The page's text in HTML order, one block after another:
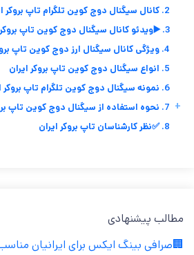
2. کانال سیگنال دوج کوین تلگرام تاپ بروکر ایران
3. ▶️ویدئو کانال سیگنال دوج کوین تاپ بروکر ایران
4. ویژگی کانال سیگنال ارز دوج کوین تاپ بروکر ایران
5. انواع سیگنال دوج کوین تاپ بروکر ایران
6. نمونه سیگنال دوج كوين تلگرام تاپ بروکر ایران
7. نحوه استفاده از سیگنال دوج کوین تاپ بروکر ایران +
8. ✅نظر کارشناسان تاپ بروکر ایران
مطالب پیشنهادی
🏢صرافی بینگ ایکس برای ایرانیان